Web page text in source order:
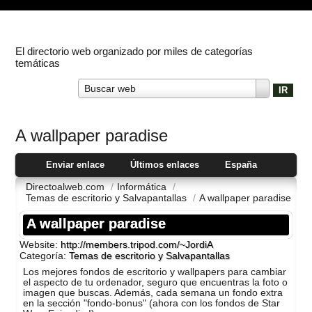
El directorio web organizado por miles de categorías
temáticas
Buscar web
A wallpaper paradise
Enviar enlace Últimos enlaces España
Directoalweb.com / Informática /
Temas de escritorio y Salvapantallas / A wallpaper paradise
A wallpaper paradise
Website: http://members.tripod.com/~JordiA
Categoría:Temas de escritorio y Salvapantallas
Los mejores fondos de escritorio y wallpapers para cambiar
el aspecto de tu ordenador, seguro que encuentras la foto o
imagen que buscas. Además, cada semana un fondo extra
en la sección "fondo-bonus" (ahora con los fondos de Star